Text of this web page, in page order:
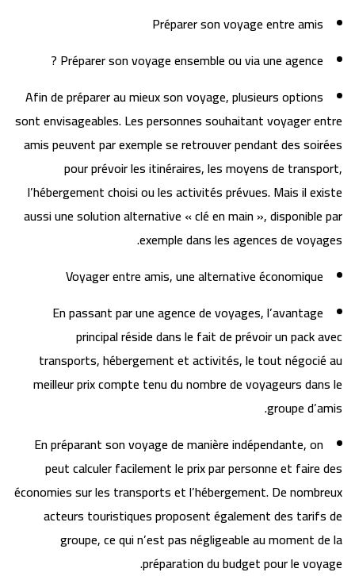
Préparer son voyage entre amis
Préparer son voyage ensemble ou via une agence ?
Afin de préparer au mieux son voyage, plusieurs options
sont envisageables. Les personnes souhaitant voyager entre
amis peuvent par exemple se retrouver pendant des soirées
pour prévoir les itinéraires, les moyens de transport,
l’hébergement choisi ou les activités prévues. Mais il existe
aussi une solution alternative « clé en main », disponible par
exemple dans les agences de voyages.
Voyager entre amis, une alternative économique
En passant par une agence de voyages, l’avantage
principal réside dans le fait de prévoir un pack avec
transports, hébergement et activités, le tout négocié au
meilleur prix compte tenu du nombre de voyageurs dans le
groupe d’amis.
En préparant son voyage de manière indépendante, on
peut calculer facilement le prix par personne et faire des
économies sur les transports et l’hébergement. De nombreux
acteurs touristiques proposent également des tarifs de
groupe, ce qui n’est pas négligeable au moment de la
préparation du budget pour le voyage.